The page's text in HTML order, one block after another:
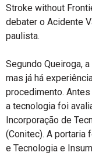
Stroke without
debater o Acidente
paulista.
Segundo Queiroga,
mas já há
procedimento.
a tecnologia foi
Incorporação de
(Conitec). A portaria
e Tecnologia e